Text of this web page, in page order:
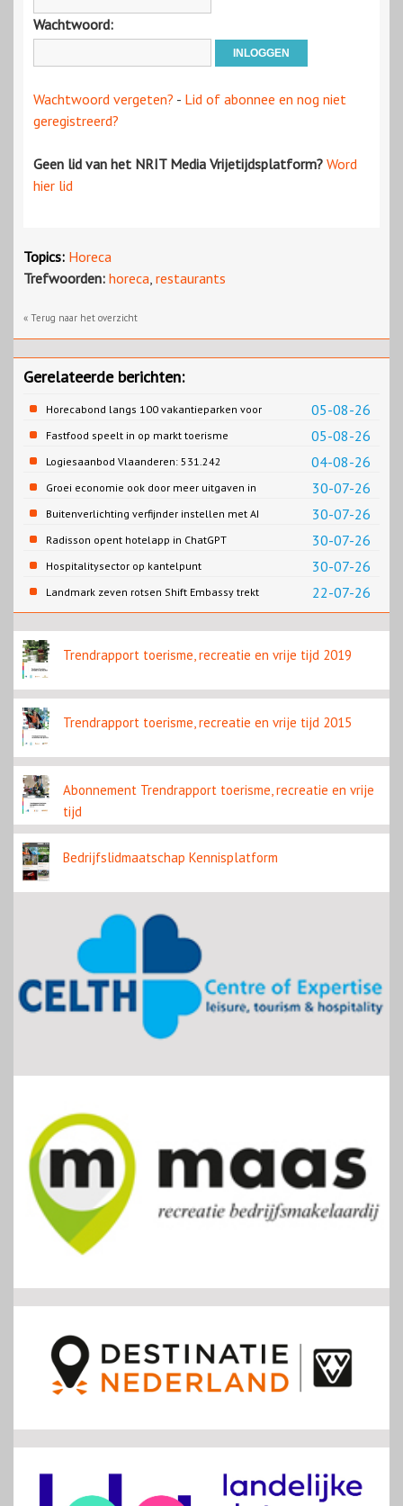
Wachtwoord:
Wachtwoord vergeten? - Lid of abonnee en nog niet
geregistreerd?
Geen lid van het NRIT Media Vrijetijdsplatform? Word
hier lid
Topics: Horeca
Trefwoorden: horeca, restaurants
« Terug naar het overzicht
Gerelateerde berichten:
05-08-26
Horecabond langs 100 vakantieparken voor
Cao-recreatie
05-08-26
Fastfood speelt in op markt toerisme
04-08-26
Logiesaanbod Vlaanderen: 531.242
slaapplaatsen
30-07-26
Groei economie ook door meer uitgaven in
horeca
30-07-26
Buitenverlichting verfijnder instellen met AI
30-07-26
Radisson opent hotelapp in ChatGPT
30-07-26
Hospitalitysector op kantelpunt
22-07-26
Landmark zeven rotsen Shift Embassy trekt
naar verwachting honderdduizenden
bezoekers
Trendrapport toerisme, recreatie en vrije tijd 2019
Trendrapport toerisme, recreatie en vrije tijd 2015
Abonnement Trendrapport toerisme, recreatie en vrije
tijd
Bedrijfslidmaatschap Kennisplatform